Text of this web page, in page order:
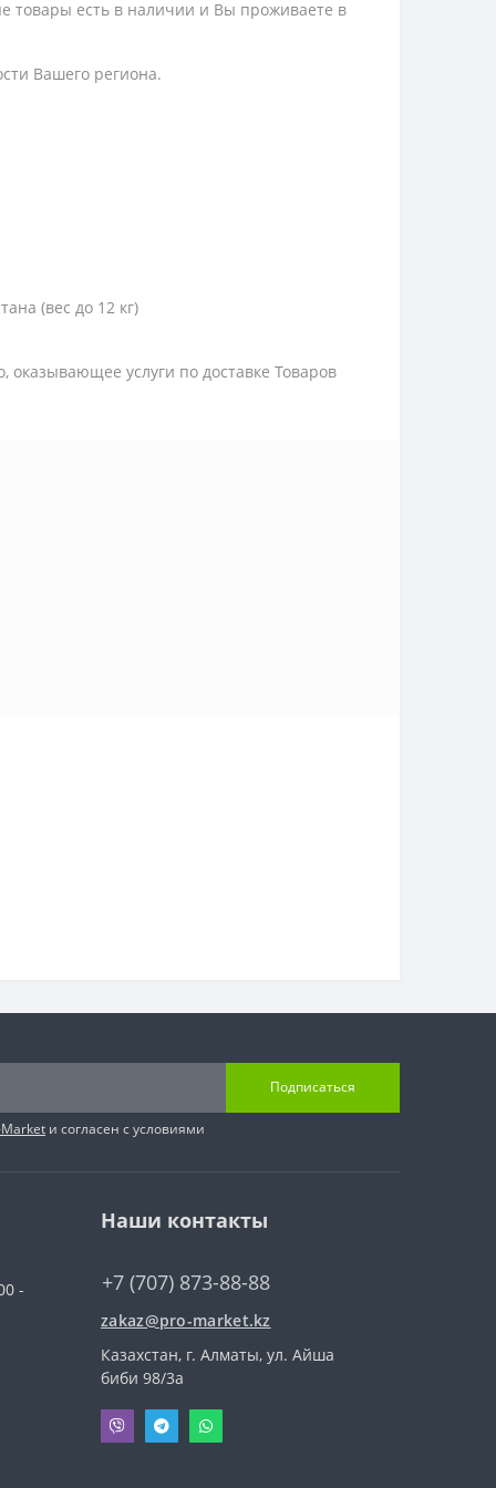
товары есть в наличии и Вы проживаете в
Вашего региона.
(вес до 12 кг)
услуги по доставке Товаров
Подписаться
и согласен с условиями
-
Наши контакты
+7 (707) 873-88-88
zakaz@pro-market.kz
Казахстан, г. Алматы, ул. Айша
биби 98/3a